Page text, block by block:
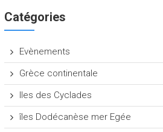
Catégories
Evènements
Grèce continentale
Iles des Cyclades
îles Dodécanèse mer Egée